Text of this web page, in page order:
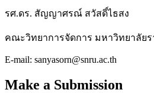
รศ.ดร. สัญญาศรณ์ สวัสดิ์ไธสง
คณะวิทยาการจัดการ มหาวิทยาลัย
E-mail: sanyasorn@snru.ac.th
Make a Submission